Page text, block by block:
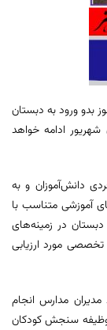
فرآیند سنجش ۱۹ هزار نوآموز بدو ورود به دبستان
شهریور ادامه خواهد
دانش‌آموزان و به
آموزشی متناسب با
ورود به دبستان در زمینه‌های
مورد ارزیابی
مدارس انجام
و ۲ پایگاه تخصصی وظیفه سنجش کودکان